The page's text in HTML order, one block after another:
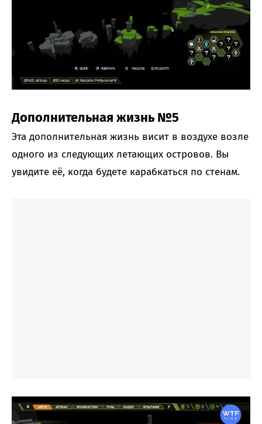
Дополнительная жизнь №5
Эта дополнительная жизнь висит в воздухе возле
одного из следующих летающих островов. Вы
увидите её, когда будете карабкаться по стенам.